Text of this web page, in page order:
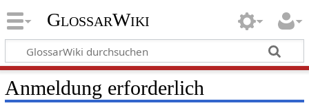
GlossarWiki
Anmeldung erforderlich